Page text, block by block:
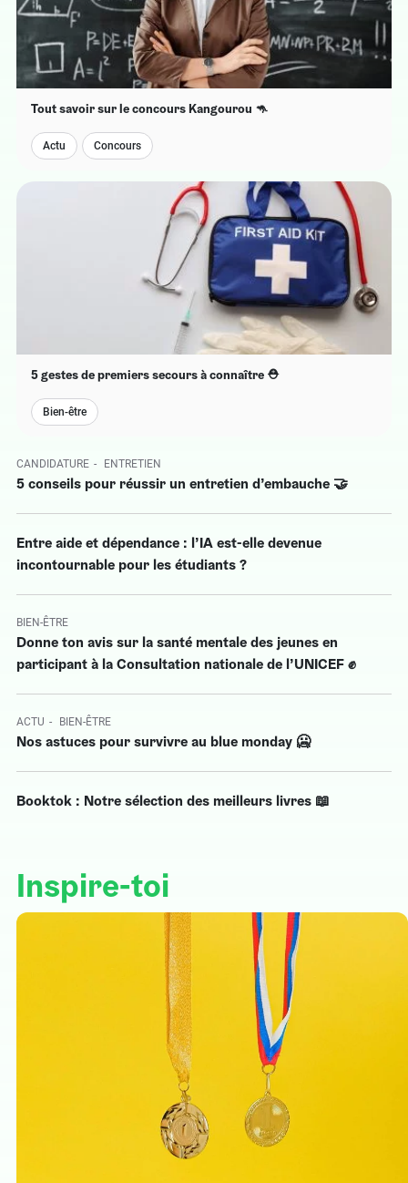
Tout savoir sur le concours Kangourou 🦘​
Actu Concours
5 gestes de premiers secours à connaître ⛑️
Bien-être
CANDIDATURE ENTRETIEN
5 conseils pour réussir un entretien d’embauche 🤝
Entre aide et dépendance : l’IA est-elle devenue
incontournable pour les étudiants ?
BIEN-ÊTRE
Donne ton avis sur la santé mentale des jeunes en
participant à la Consultation nationale de l’UNICEF ✊
ACTU BIEN-ÊTRE
Nos astuces pour survivre au blue monday 🥶
Booktok : Notre sélection des meilleurs livres 📖
Inspire-toi